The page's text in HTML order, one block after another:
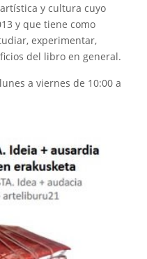
y cultura cuyo
y que tiene como
experimentar,
del libro en general.
a viernes de 10:00 a